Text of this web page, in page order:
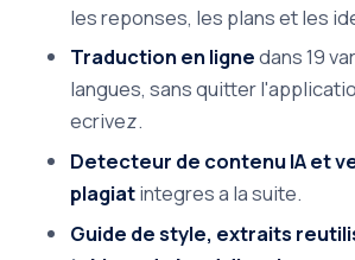
les reponses, les plans et les
Traduction en lignedans 19
langues, sans quitter
ecrivez.
Detecteur de contenu IA et
plagiatintegres a la suite.
Guide de style, extraits